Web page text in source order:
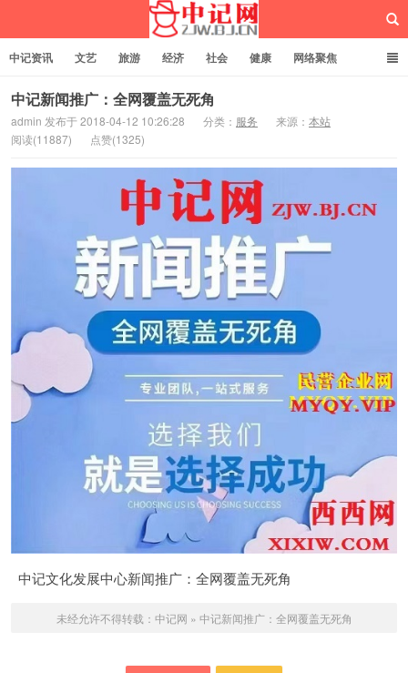
中记资讯 文艺 旅游 经济 社会 健康 网络聚焦
企业管理 网站建设 记者专栏 独立页面
中记新闻推广：全网覆盖无死角
admin 发布于 2018-04-12 10:26:28 分类： 服务 来源： 本站
阅读(11887)
点赞(1325)
中记文化发展中心新闻推广：全网覆盖无死角
未经允许不得转载： 中记网 » 中记新闻推广：全网覆盖无死角